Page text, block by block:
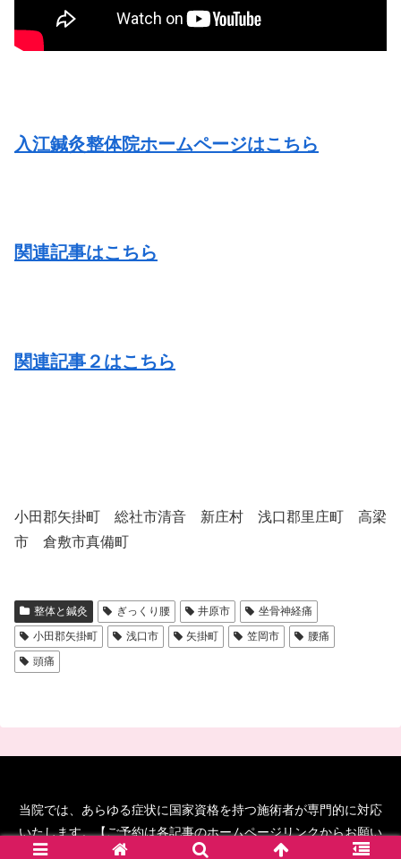
入江鍼灸整体院ホームページはこちら
関連記事はこちら
関連記事２はこちら
小田郡矢掛町 総社市清音 新庄村 浅口郡里庄町 高梁
市 倉敷市真備町
整体と鍼灸 ぎっくり腰 井原市
坐骨神経痛
小田郡矢掛町
浅口市 矢掛町 笠岡市
腰痛
頭痛
当院では、あらゆる症状に国家資格を持つ施術者が専門的に対応
いたします。【ご予約は各記事のホームページリンクからお願い
します！】